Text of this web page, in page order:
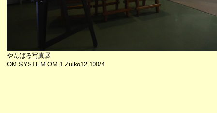
やんばる写真展
OM SYSTEM OM-1 Zuiko12-100/4